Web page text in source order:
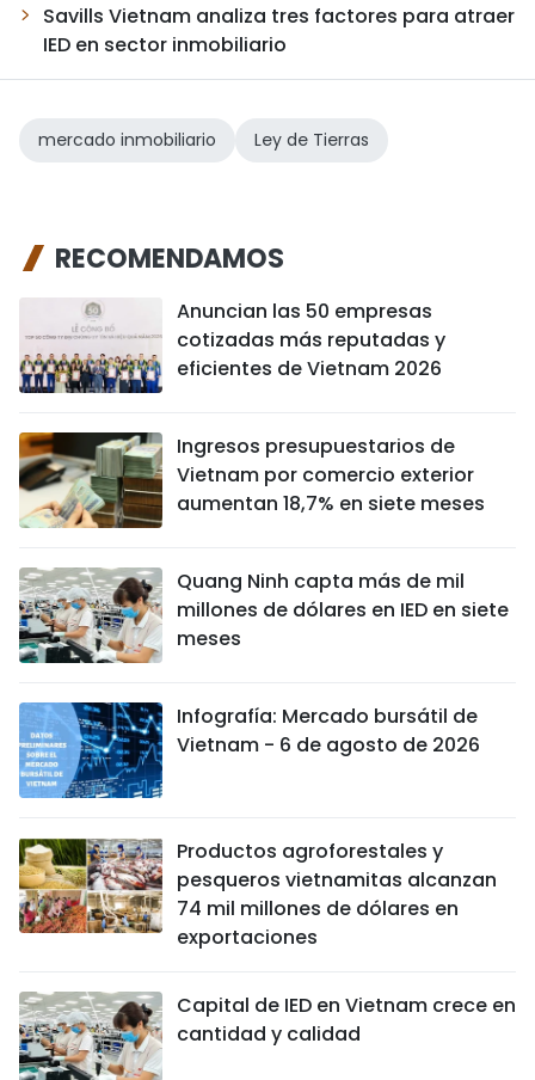
Savills Vietnam analiza tres factores para atraer
IED en sector inmobiliario
mercado inmobiliario Ley de Tierras
RECOMENDAMOS
Anuncian las 50 empresas
cotizadas más reputadas y
eficientes de Vietnam 2026
Ingresos presupuestarios de
Vietnam por comercio exterior
aumentan 18,7% en siete meses
Quang Ninh capta más de mil
millones de dólares en IED en siete
meses
Infografía: Mercado bursátil de
Vietnam - 6 de agosto de 2026
Productos agroforestales y
pesqueros vietnamitas alcanzan
74 mil millones de dólares en
exportaciones
Capital de IED en Vietnam crece en
cantidad y calidad